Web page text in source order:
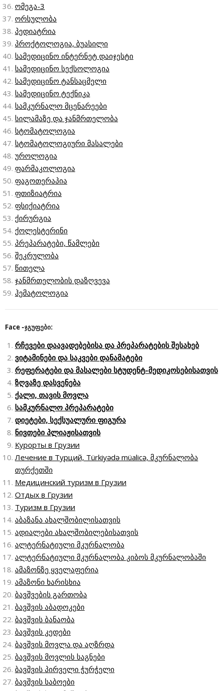
ომეგა-3
ორსულობა
პედიატრია
პროქტოლოგია, ბუასილი
სამედიცინო ინტერნეტ დაიჯესტი
სამედიცინო სექსოლოგია
სამედიცინო ტანსაცმელი
სამედიცინო ტექნიკა
სამკურნალო მცენარეები
სილამაზე და ჯანმრთელობა
სტომატოლოგია
სტომატოლოგიური მასალები
უროლოგია
ფარმაკოლოგია
ფაგოთერაპია
ფთიზიატრია
ფსიქიატრია
ქირურგია
ქოლესტერინი
პრეპარატები, წამლები
შეკრულობა
წითელა
ჯანმრთელობის დაზღვევა
ჰემატოლოგია
Face -ჯგუფები:
რჩევები დაავადებებისა და პრეპარატების შესახებ
ვიტამინები და საკვები დანამატები
რეფერატები და მასალები სტუდენტ-მედიკოსებისათვის
ზღვაზე დასვენება
ქალი, თავის მოვლა
სამკურნალო პრეპარატები
დიეტები, სექსუალური ფიგურა
ნივთები პლიაჟისათვის
Курорты в Грузии
Лечение в Турций, Türkiyədə müalicə, მკურნალობა
თურქეთში
Медицинский туризм в Грузии
Отдых в Грузии
Туризм в Грузии
აბაზანა ახალშობილისათვის
ადიალები ახალშობილებისათვის
ალტერნატიული მკურნალობა
ალტერნატიული მკურნალობა კიბოს მკურნალობაში
ამაზონზე ყველაფერია
ამაზონი ხარისხია
ბავშვების გართობა
ბავშვის აბადოკები
ბავშვის ბანაობა
ბავშვის კედები
ბავშვის მოვლა და აღზრდა
ბავშვის მოვლის საგნები
ბავშვის პირველი ჭურჭელი
ბავშვის საბოები